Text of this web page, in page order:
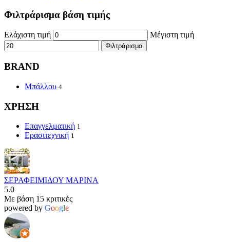
Φιλτράρισμα βάση τιμής
Ελάχιστη τιμή Μέγιστη τιμή
Φιλτράρισμα
BRAND
Μπάλλου 4
ΧΡΗΣΗ
Επαγγελματική 1
Ερασιτεχνική 1
ΣΕΡΑΦΕΙΜΙΔΟΥ ΜΑΡΙΝΑ
5.0
Με βάση 15 κριτικές
powered by Google